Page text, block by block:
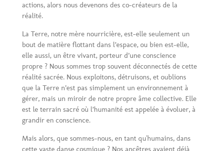
actions, alors nous devenons des co-créateurs de la
réalité.
La Terre, notre mère nourricière, est-elle seulement un
bout de matière flottant dans l’espace, ou bien est-elle,
elle aussi, un être vivant, porteur d’une conscience
propre ? Nous sommes trop souvent déconnectés de cette
réalité sacrée. Nous exploitons, détruisons, et oublions
que la Terre n’est pas simplement un environnement à
gérer, mais un miroir de notre propre âme collective. Elle
est le terrain sacré où l’humanité est appelée à évoluer, à
grandir en conscience.
Mais alors, que sommes-nous, en tant qu'humains, dans
cette vaste danse cosmique ? Nos ancêtres avaient déjà